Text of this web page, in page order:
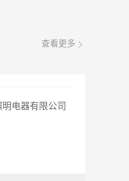
查看更多
电器有限公司